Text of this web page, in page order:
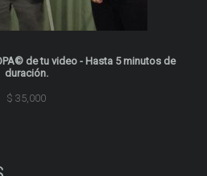
de tu video - Hasta 5 minutos de
duración.
$ 35,000